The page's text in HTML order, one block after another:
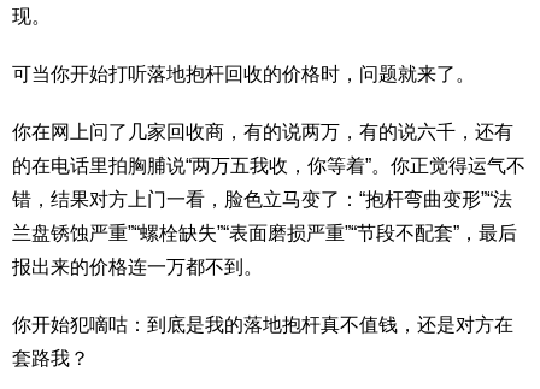
现。
可当你开始打听落地抱杆回收的价格时，问题就来了。
你在网上问了几家回收商，有的说两万，有的说六千，还有
的在电话里拍胸脯说“两万五我收，你等着”。你正觉得运气不
错，结果对方上门一看，脸色立马变了：“抱杆弯曲变形”“法
兰盘锈蚀严重”“螺栓缺失”“表面磨损严重”“节段不配套”，最后
报出来的价格连一万都不到。
你开始犯嘀咕：到底是我的落地抱杆真不值钱，还是对方在
套路我？